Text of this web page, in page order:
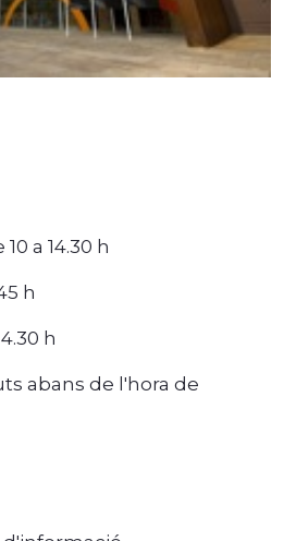
a 14.30 h
h
h
abans de l'hora de